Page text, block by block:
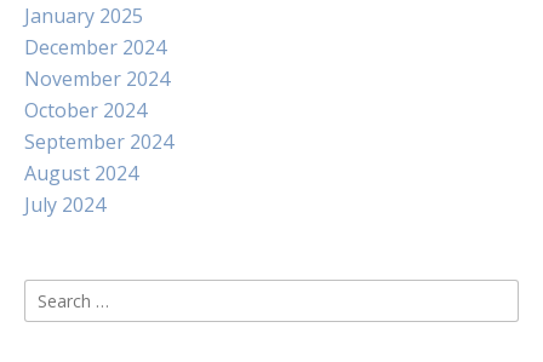
January 2025
December 2024
November 2024
October 2024
September 2024
August 2024
July 2024
Search
for: